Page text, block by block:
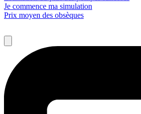
Je commence ma simulation
Prix moyen des obsèques